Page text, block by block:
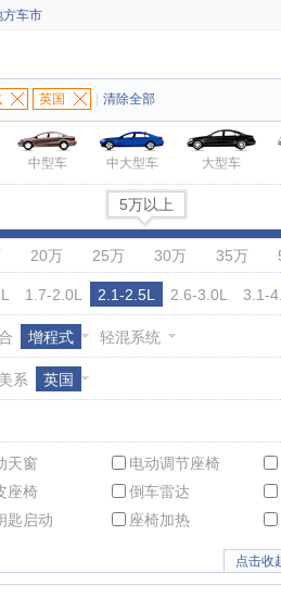
方车市
英国 清除全部
中型车 中大型车 大型车
5万以上
20万 25万 30万 35万
1.7-2.0L 2.1-2.5L 2.6-3.0L 3.1-
增程式 轻混系统
美系 英国
天窗 电动调节座椅
座椅 倒车雷达
匙启动 座椅加热
点击收